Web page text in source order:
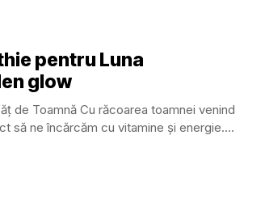
pentru Luna
glow
de Toamnă Cu răcoarea toamnei venind
să ne încărcăm cu vitamine și energie....